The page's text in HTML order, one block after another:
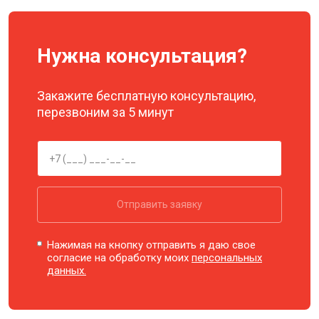
Нужна консультация?
Закажите бесплатную консультацию,
перезвоним за 5 минут
Отправить заявку
Нажимая на кнопку отправить я даю свое
согласие на обработку моихперсональных
данных.